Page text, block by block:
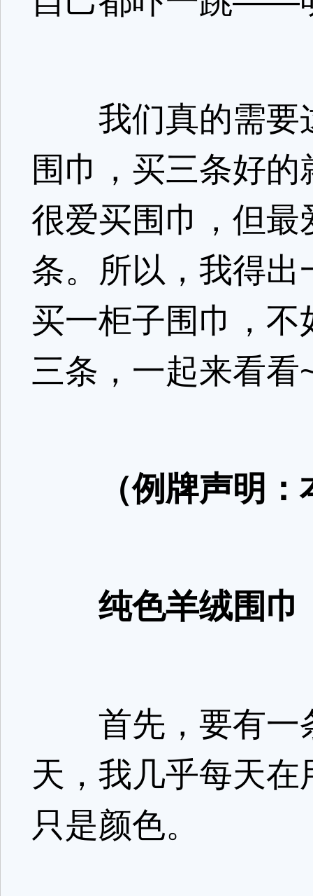
我们真的需要
围巾，买三条好
很爱买围巾，但
条。所以，我得
买一柜子围巾，
三条，一起来看看
（例牌声明
纯色羊绒围巾
首先，要有一
天，我几乎每天
只是颜色。